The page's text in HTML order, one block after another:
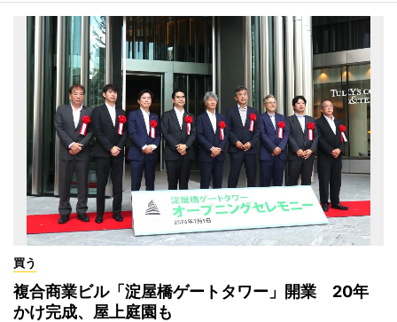
買う
複合商業ビル「淀屋橋ゲートタワー」開業 20年
かけ完成、屋上庭園も